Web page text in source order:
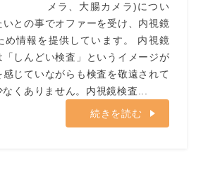
メラ、大腸カメラ)につい
いとの事でオファーを受け、内視鏡
め情報を提供しています。 内視鏡
「しんどい検査」というイメージが
じていながらも検査を敬遠されて
くありません。内視鏡検査...
続きを読む